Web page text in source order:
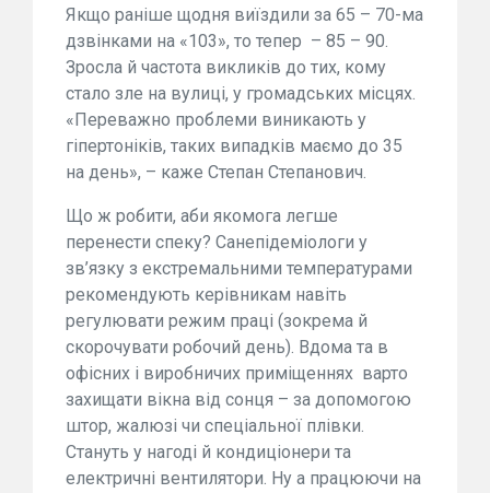
Якщо раніше щодня виїздили за 65 – 70-ма
дзвінками на «103», то тепер – 85 – 90.
Зросла й частота викликів до тих, кому
стало зле на вулиці, у громадських місцях.
«Переважно проблеми виникають у
гіпертоніків, таких випадків маємо до 35
на день», – каже Степан Степанович.
Що ж робити, аби якомога легше
перенести спеку? Санепідеміологи у
зв’язку з екстремальними температурами
рекомендують керівникам навіть
регулювати режим праці (зокрема й
скорочувати робочий день). Вдома та в
офісних і виробничих приміщеннях варто
захищати вікна від сонця – за допомогою
штор, жалюзі чи спеціальної плівки.
Стануть у нагоді й кондиціонери та
електричні вентилятори. Ну а працюючи на